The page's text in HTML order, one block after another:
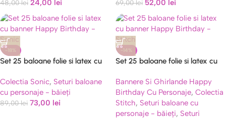
48,00lei 24,00 lei 69,00lei 52,00 lei
-18%
Set 25 baloane folie si latex cu
Colectia Sonic, Seturi baloane
cu personaje - băieți
89,00lei 73,00 lei
-14%
Set 25 baloane folie si latex cu
Bannere Si Ghirlande Happy
Birthday Cu Personaje, Colectia
Stitch, Seturi baloane cu
personaje - băieți, Seturi